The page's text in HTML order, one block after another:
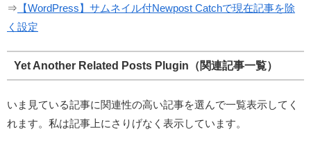
⇒ 【WordPress】サムネイル付Newpost Catchで現在記事を除
く設定
Yet Another Related Posts Plugin（関連記事一覧）
いま見ている記事に関連性の高い記事を選んで一覧表示してく
れます。私は記事上にさりげなく表示しています。